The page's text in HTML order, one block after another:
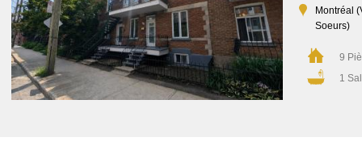
Montréal
Soeurs)
9
1